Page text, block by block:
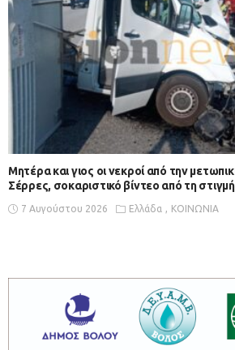
Μητέρα και γιος οι νεκροί από την
Σέρρες, σοκαριστικό βίντεο από τη
7 Αυγούστου 2026 Ελλάδα ΚΟΙΝΩΝΙΑ